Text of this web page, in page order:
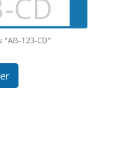
"AB-123-CD"